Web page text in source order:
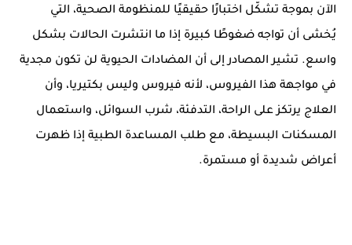
الآن بموجة تشكّل اختبارًا حقيقيًا للمنظومة الصحية، التي
يُخشى أن تواجه ضغوطًا كبيرة إذا ما انتشرت الحالات بشكل
واسع. تشير المصادر إلى أن المضادات الحيوية لن تكون مجدية
في مواجهة هذا الفيروس، لأنه فيروس وليس بكتيريا، وأن
العلاج يرتكز على الراحة، التدفئة، شرب السوائل، واستعمال
المسكنات البسيطة، مع طلب المساعدة الطبية إذا ظهرت
أعراض شديدة أو مستمرة.